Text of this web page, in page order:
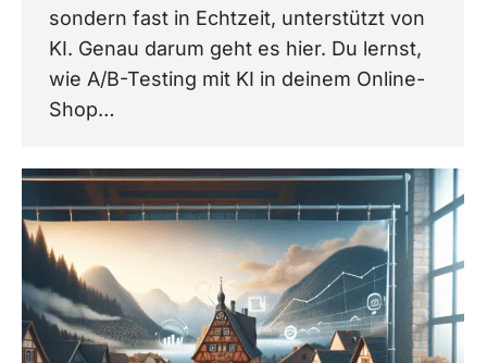
sondern fast in Echtzeit, unterstützt von
KI. Genau darum geht es hier. Du lernst,
wie A/B-Testing mit KI in deinem Online-
Shop…